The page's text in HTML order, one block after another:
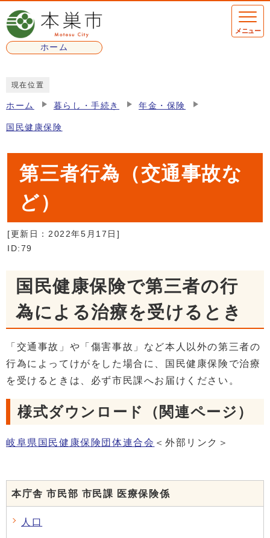
ページの先頭です
ホーム
メニュー
現在位置
ホーム 暮らし・手続き 年金・保険
国民健康保険
第三者行為（交通事故な
ど）
[更新日： 2022年5月17日 ]
ID:79
国民健康保険で第三者の行
為による治療を受けるとき
「交通事故」や「傷害事故」など本人以外の第三者の
行為によってけがをした場合に、国民健康保険で治療
を受けるときは、必ず市民課へお届けください。
様式ダウンロード（関連ページ）
岐阜県国民健康保険団体連合会 ＜外部リンク＞
本庁舎 市民部 市民課 医療保険係
人口